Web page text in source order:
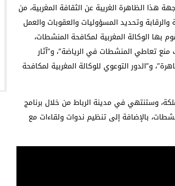
هذا الظاهرة الغريبة عن الثقافة المغربية، من
وتحديد المسؤوليات والعقوبات والعمل
بها الوكالة المغربية لمكافحة المنشطات،
تعاطي المنشطات في الرياضة”، و”آثار
و”الدور التوعوي للوكالة المغربية لمكافحة
وستنتهي في مدينة الرباط من خلال برنامج
بالإضافة إلى تنظيم ندوات ولقاءات مع